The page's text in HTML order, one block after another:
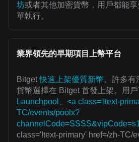
坊或者其他加密貨幣，用戶都能
單執行。
業界領先的早期項目上幣平台
Bitget快速上架優質新幣。許多有
貨幣選擇在 Bitget 首發上架。用
Launchpool、<a class='!text-
TC/events/poolx?
class='!text-primary' href=/zh-TC/